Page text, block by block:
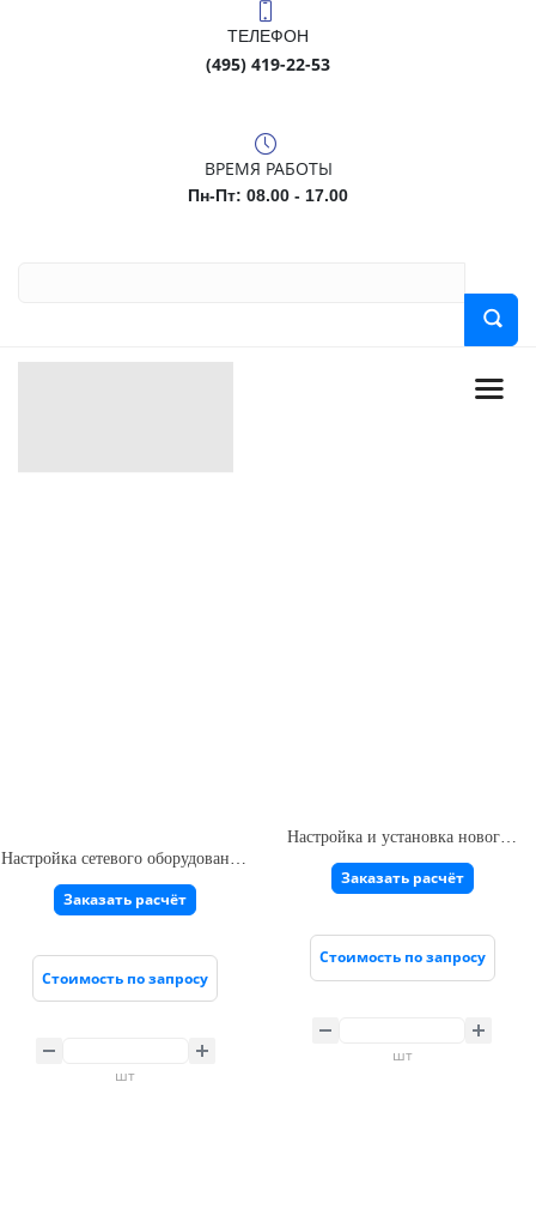
ТЕЛЕФОН
(495) 419-22-53
ВРЕМЯ РАБОТЫ
Пн-Пт: 08.00 - 17.00
Заказать расчёт
Стоимость по запросу
шт
Настройка и установка нового 1С сервера
Заказать расчёт
Стоимость по запросу
шт